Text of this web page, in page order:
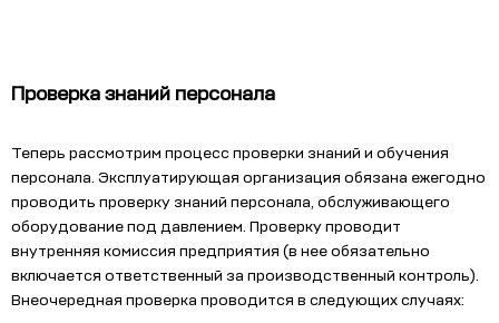
Проверка знаний персонала
Теперь рассмотрим процесс проверки знаний и обучения
персонала. Эксплуатирующая организация обязана ежегодно
проводить проверку знаний персонала, обслуживающего
оборудование под давлением. Проверку проводит
внутренняя комиссия предприятия (в нее обязательно
включается ответственный за производственный контроль).
Внеочередная проверка проводится в следующих случаях: